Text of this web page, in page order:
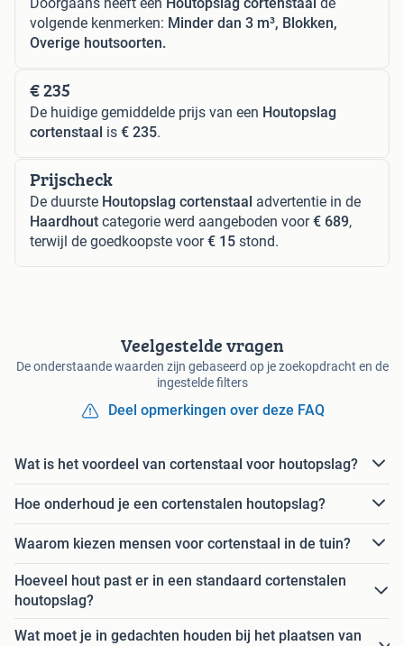
volgende kenmerken: Minder dan 3 m³, Blokken,
Overige houtsoorten.
€ 235
De huidige gemiddelde prijs van een Houtopslag
cortenstaal is € 235.
Prijscheck
De duurste Houtopslag cortenstaal advertentie in de
Haardhout categorie werd aangeboden voor€ 689,
terwijl de goedkoopste voor€ 15 stond.
Veelgestelde vragen
De onderstaande waarden zijn gebaseerd op je zoekopdracht en de
ingestelde filters
Deel opmerkingen over deze FAQ
Wat is het voordeel van cortenstaal voor houtopslag?
Hoe onderhoud je een cortenstalen houtopslag?
Waarom kiezen mensen voor cortenstaal in de tuin?
Hoeveel hout past er in een standaard cortenstalen
houtopslag?
Wat moet je in gedachten houden bij het plaatsen van